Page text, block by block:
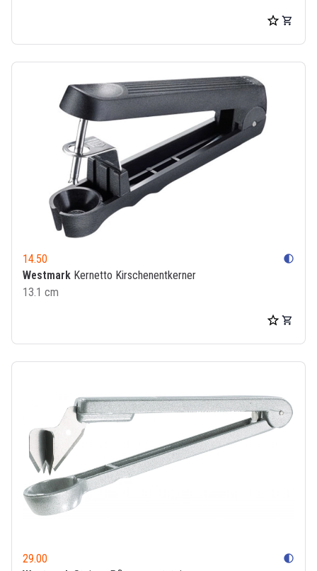
14.50 contrast
Westmark Kernetto Kirschenentkerner
13.1 cm
29.00 contrast